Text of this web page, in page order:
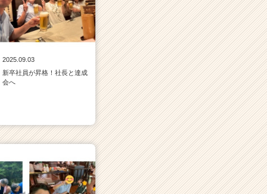
2025.09.03
新卒社員が昇格！社長と達成
会へ